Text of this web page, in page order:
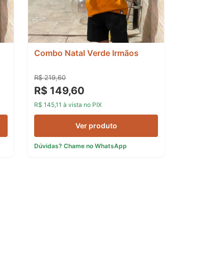
Combo Natal Verde Irmãos
R$ 219,60
R$ 149,60
R$ 145,11 à vista no PIX
Ver produto
Dúvidas? Chame no WhatsApp